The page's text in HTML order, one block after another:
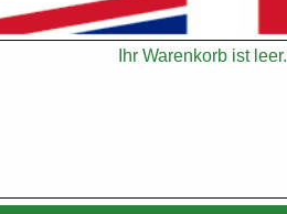
Warenkorb
Ihr Warenkorb ist leer.